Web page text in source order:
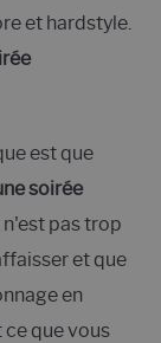
et hardstyle.
est que
soirée
pas trop
et que
en
que vous